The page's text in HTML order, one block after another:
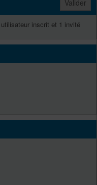
inscrit et 1 invité